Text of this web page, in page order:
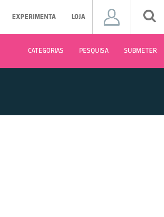
EXPERIMENTA LOJA
CATEGORIAS PESQUISA SUBMETER